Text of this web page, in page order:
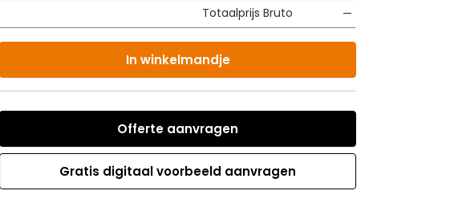
Totaalprijs Bruto —
In winkelmandje
Offerte aanvragen
Gratis digitaal voorbeeld aanvragen